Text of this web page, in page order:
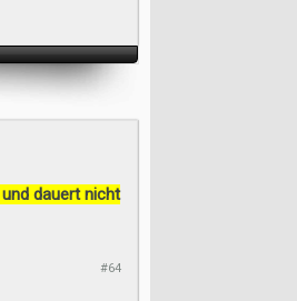
dauert nicht
#64